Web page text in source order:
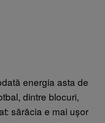
energia asta de
dintre blocuri,
sărăcia e mai ușor